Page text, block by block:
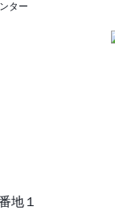
ター
１